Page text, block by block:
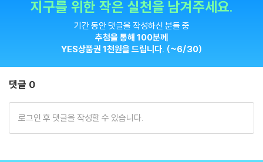
지구를 위한 작은 실천을 남겨주세요.
기간 동안 댓글을 작성하신 분들 중
추첨을 통해 100분께
YES상품권 1천원을 드립니다. (~6/30)
댓글 0